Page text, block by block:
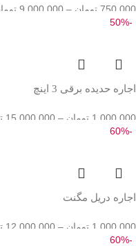
750,000 تومان –
9,000,000
-50%
اجاره حدیده برقی 3 اینچ
1,000,000 تومان –
15,000,000
-60%
اجاره دریل مگنت
1,000,000 تومان –
12,000,000
-60%